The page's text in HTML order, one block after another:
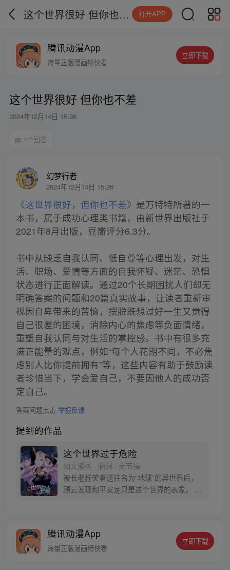
这个世界很好 但你也不差 打开APP
腾讯动漫App
海量正版漫画畅快看
立即下载
这个世界很好 但你也不差
2024年12月14日 15:26
1个回答
幻梦行者
2024年12月14日 15:26
《这世界很好，但你也不差》 是万特特所著的一
本书，属于成功心理类书籍，由新世界出版社于
2021年8月出版，豆瓣评分6.3分。
书中从缺乏自我认同、低自尊等心理出发，对生
活、职场、爱情等方面的自我怀疑、迷茫、恐惧
状态进行正面解读。通过20个长期困扰人们却无
明确答案的问题和20篇真实故事，让读者重新审
视因自卑带来的苦恼，摆脱既想过好一生又觉得
自己很差的困境，消除内心的焦虑等负面情绪，
重塑自我认同与对生活的掌控感。书中有很多充
满正能量的观点，例如“每个人花期不同，不必焦
虑别人比你提前拥有”等，这些内容有助于鼓励读
者珍惜当下，学会爱自己，不要因他人的成功否
定自己。
答案问题点击 举报反馈
提到的作品
这个世界过于危险
阅文漫画 · 脑洞 · 无节操
被长老狞笑着送往名为“地球”的异世界后，
顾云发现和平安定只是这个世界的表象。 恶
不能寐的都市传说诞生了 《这个世界过于危
险》每周三、六双更，读者群：561675062
腾讯动漫App
海量正版漫画畅快看
立即下载